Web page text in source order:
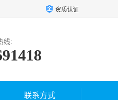
资质认证
线:
联系方式